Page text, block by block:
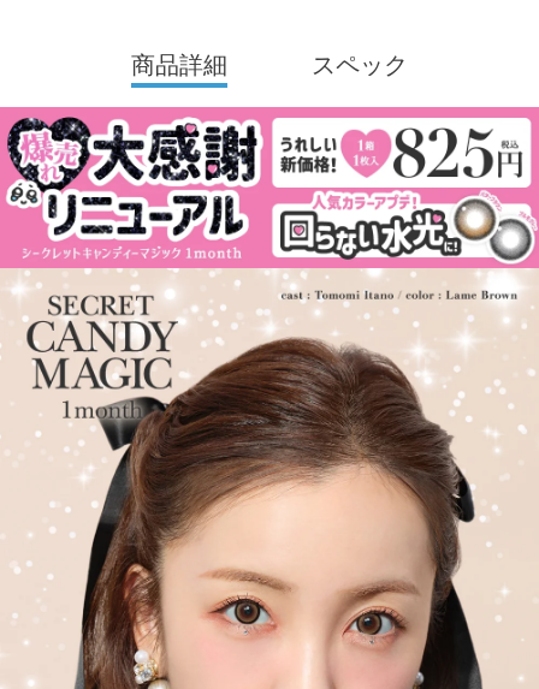
商品詳細 スペック